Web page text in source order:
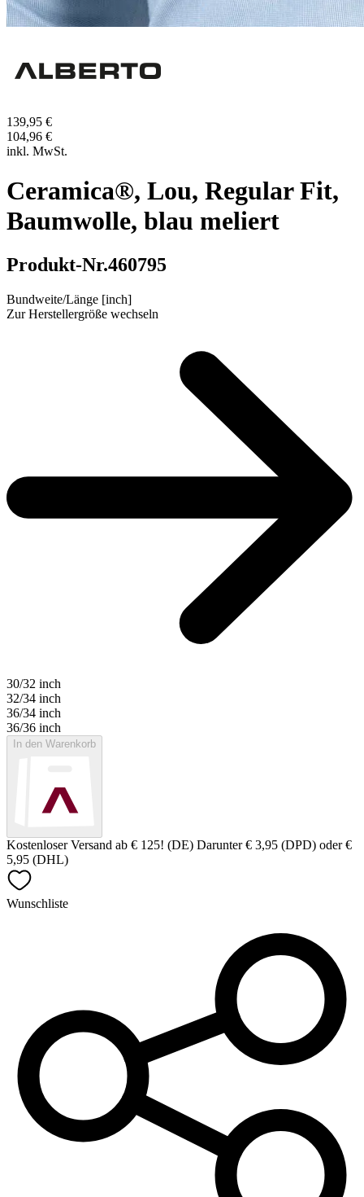
139,95 €
104,96 €
inkl. MwSt.
Ceramica®, Lou, Regular Fit,
Baumwolle, blau meliert
Produkt-Nr.460795
Bundweite/Länge [inch]
Zur Herstellergröße wechseln
30/32 inch
32/34 inch
36/34 inch
36/36 inch
In den Warenkorb
Kostenloser Versand ab € 125! (DE) Darunter € 3,95 (DPD) oder €
5,95 (DHL)
Wunschliste